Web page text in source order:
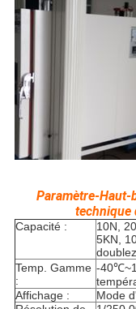
Paramètre-Haut-
technique
Capacité :
10N,
5KN,
Temp. Gamme
:
-
Affichage :
Mode